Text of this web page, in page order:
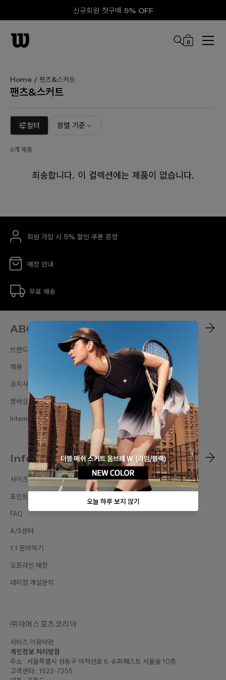
신규회원 첫구매 5% OFF
0
Home / 팬츠&스커트
팬츠&스커트
필터 정렬 기준
0개 제품
죄송합니다. 이 컬렉션에는 제품이 없습니다.
회원 가입 시 5% 할인 쿠폰 증정
매장 안내
무료 배송
ABOUT
브랜드스토리
채용
공지사항
멤버십
International Sites
Information
사이즈가이드
포인트 혜택
FAQ
A/S센터
1:1 문의하기
오프라인 매장
대리점 개설문의
㈜아머스포츠코리아
서비스 이용약관
개인정보 처리방침
주소 : 서울특별시 성동구 아차산로 6, 슈퍼패스트 서울숲 10층
고객센터 : 1522-7255